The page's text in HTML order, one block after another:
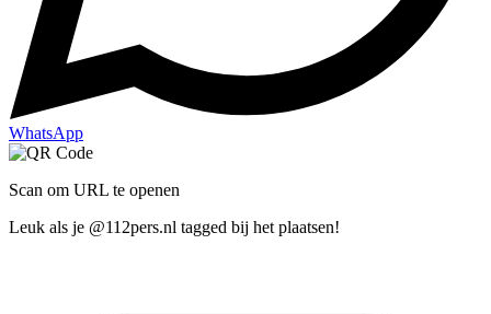
WhatsApp
Scan om URL te openen
Leuk als je @112pers.nl tagged bij het plaatsen!